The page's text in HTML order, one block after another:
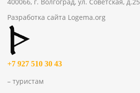
Разработка сайта Logema.org
+7 927 510 30 43
– туристам